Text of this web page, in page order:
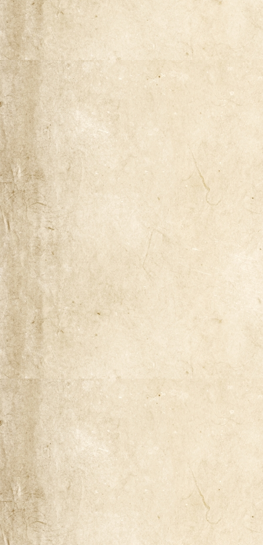
Naša zgodba
Odkup knjig
Pogoji poslovanja
Ponudba knjig
Pravilnik o zasebnosti
Trgovina
Zaključek nakupa